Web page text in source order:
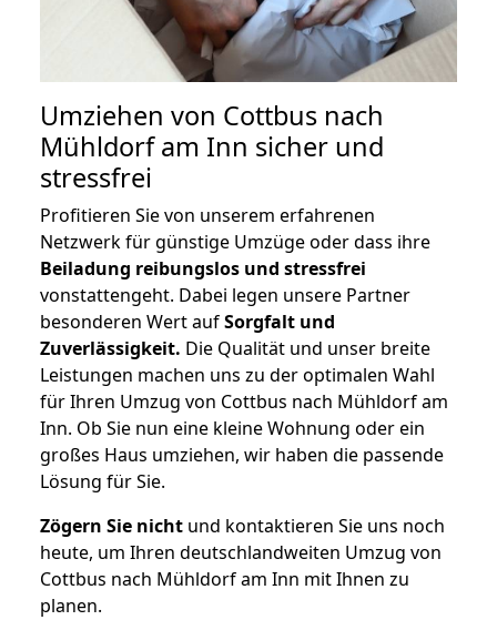
Umziehen von Cottbus nach
Mühldorf am Inn sicher und
stressfrei
Profitieren Sie von unserem erfahrenen
Netzwerk für günstige Umzüge oder dass ihre
Beiladung reibungslos und stressfrei
vonstattengeht. Dabei legen unsere Partner
besonderen Wert aufSorgfalt und
Zuverlässigkeit. Die Qualität und unser breite
Leistungen machen uns zu der optimalen Wahl
für Ihren Umzug von Cottbus nach Mühldorf am
Inn. Ob Sie nun eine kleine Wohnung oder ein
großes Haus umziehen, wir haben die passende
Lösung für Sie.
Zögern Sie nicht und kontaktieren Sie uns noch
heute, um Ihren deutschlandweiten Umzug von
Cottbus nach Mühldorf am Inn mit Ihnen zu
planen.